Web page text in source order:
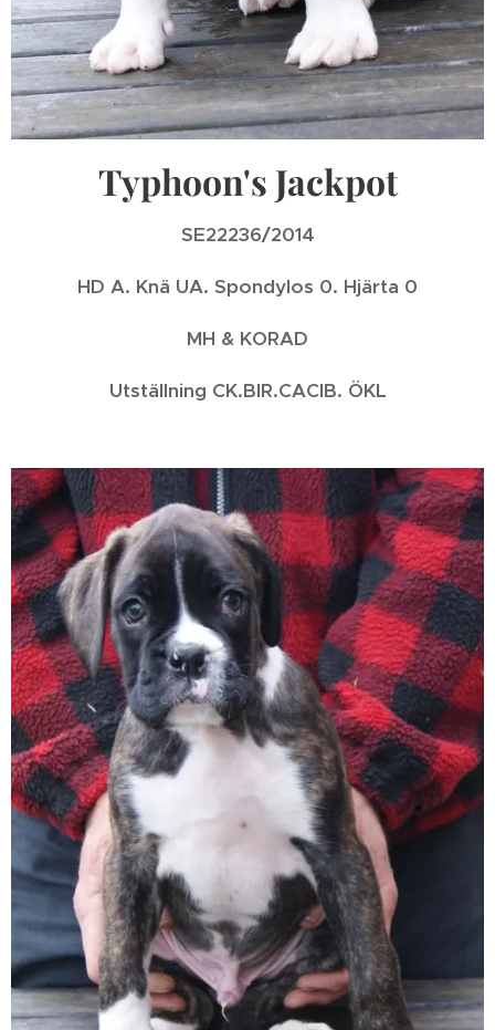
Typhoon's Jackpot
SE22236/2014
HD A. Knä UA. Spondylos 0. Hjärta 0
MH & KORAD
Utställning CK.BIR.CACIB. ÖKL